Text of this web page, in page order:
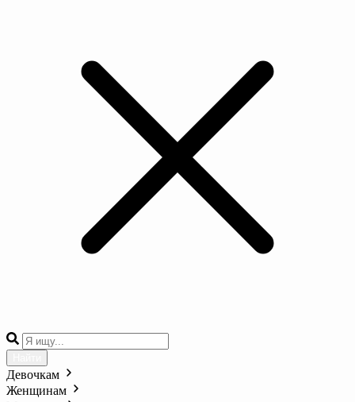
Девочкам
Женщинам